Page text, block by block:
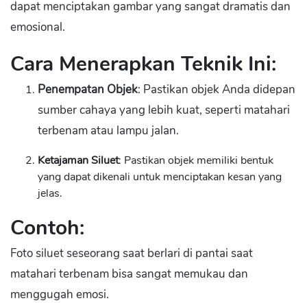
dapat menciptakan gambar yang sangat dramatis dan
emosional.
Cara Menerapkan Teknik Ini:
Penempatan Objek: Pastikan objek Anda didepan
sumber cahaya yang lebih kuat, seperti matahari
terbenam atau lampu jalan.
Ketajaman Siluet: Pastikan objek memiliki bentuk
yang dapat dikenali untuk menciptakan kesan yang
jelas.
Contoh:
Foto siluet seseorang saat berlari di pantai saat
matahari terbenam bisa sangat memukau dan
menggugah emosi.